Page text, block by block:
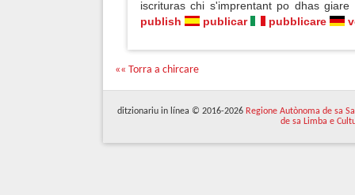
iscrituras chi s'imprentant po dhas
publish
publicar pubblicare
«« Torra a chircare
ditzionariu in línea © 2016-2026 Regione Autònoma de sa
de sa Limba e